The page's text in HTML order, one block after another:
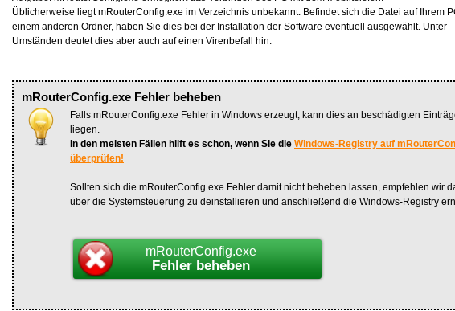
Üblicherweise liegt mRouterConfig.exe im Verzeichnis unbekannt. Befindet sich die Datei auf Ihrem
einem anderen Ordner, haben Sie dies bei der Installation der Software eventuell ausgewählt. Unter
Umständen deutet dies aber auch auf einen Virenbefall hin.
mRouterConfig.exe Fehler beheben
Falls mRouterConfig.exe Fehler in Windows erzeugt, kann dies an beschädigten
liegen.
In den meisten Fällen hilft es schon, wenn Sie die Windows-Registry auf
überprüfen!
Sollten sich die mRouterConfig.exe Fehler damit nicht beheben lassen, empfehlen wir
über die Systemsteuerung zu deinstallieren und anschließend die Windows-Registry
mRouterConfig.exe
Fehler beheben